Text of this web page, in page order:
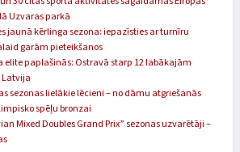
Uzvaras parkā
jaunā kērlinga sezona: iepazīsties ar turnīru
garām pieteikšanos
elite paplašinās: Ostravā starp 12 labākajām
sezonas lielākie lēcieni – no dāmu atgriešanās
spēļu bronzai
Mixed Doubles Grand Prix” sezonas uzvarētāji –